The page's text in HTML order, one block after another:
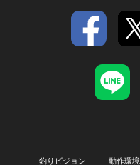
釣りビジョン 動作環境